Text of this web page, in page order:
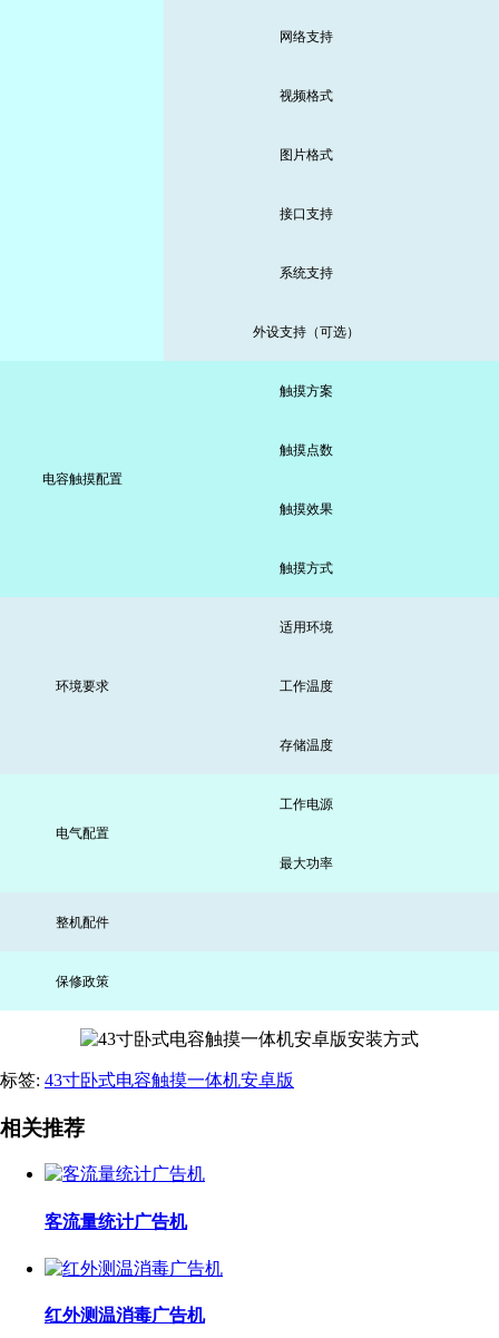
网络支持
视频格式
图片格式
接口支持
系统支持
外设支持（可选）
电容触摸配置
触摸方案
触摸点数
触摸效果
触摸方式
环境要求
适用环境
工作温度
存储温度
电气配置
工作电源
最大功率
整机配件
保修政策
标签: 43寸卧式电容触摸一体机安卓版
相关推荐
客流量统计广告机
红外测温消毒广告机